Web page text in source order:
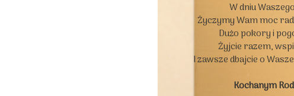
W dniu
Życzymy Wam moc
Dużo pokory i
Żyjcie razem,
I zawsze dbajcie o
Kochanym